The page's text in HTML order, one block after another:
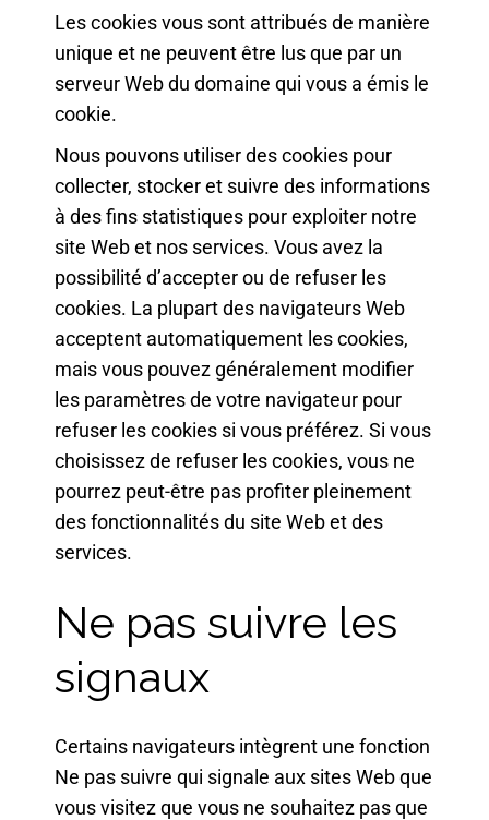
Les cookies vous sont attribués de manière
unique et ne peuvent être lus que par un
serveur Web du domaine qui vous a émis le
cookie.
Nous pouvons utiliser des cookies pour
collecter, stocker et suivre des informations
à des fins statistiques pour exploiter notre
site Web et nos services. Vous avez la
possibilité d’accepter ou de refuser les
cookies. La plupart des navigateurs Web
acceptent automatiquement les cookies,
mais vous pouvez généralement modifier
les paramètres de votre navigateur pour
refuser les cookies si vous préférez. Si vous
choisissez de refuser les cookies, vous ne
pourrez peut-être pas profiter pleinement
des fonctionnalités du site Web et des
services.
Ne pas suivre les
signaux
Certains navigateurs intègrent une fonction
Ne pas suivre qui signale aux sites Web que
vous visitez que vous ne souhaitez pas que